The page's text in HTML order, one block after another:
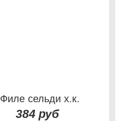
Филе сельди х.к.
384 руб